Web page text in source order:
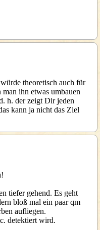
theoretisch auch für
ihn etwas umbauen
h. der zeigt Dir jeden
kann ja nicht das Ziel
tiefer gehend. Es geht
bloß mal ein paar qm
aufliegen.
detektiert wird.